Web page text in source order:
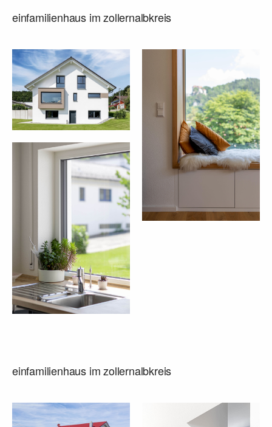
einfamilienhaus im zollernalbkreis
einfamilienhaus im zollernalbkreis
start
unternehmen
individualität pur
KUNDENHÄUSERHAUSENTWÜRFE
darum vollmer